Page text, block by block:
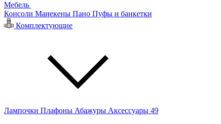
Мебель
Консоли Манекены Пано Пуфы и банкетки
Комплектующие
Лампочки Плафоны Абажуры Аксессуары 49